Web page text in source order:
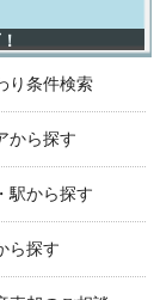
り条件検索
から探す
駅から探す
ら探す